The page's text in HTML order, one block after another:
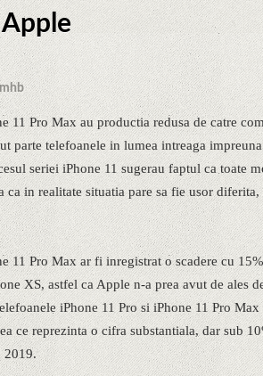
11 Pro Max au productia redusa de catre
parte telefoanele in lumea intreaga
seriei iPhone 11 sugerau faptul ca toate
ca in realitate situatia pare sa fie usor
11 Pro Max ar fi inregistrat o scadere cu
XS, astfel ca Apple n-a prea avut de ales
iPhone 11 Pro si iPhone 11 Pro
ce reprezinta o cifra substantiala, dar sub
2019.